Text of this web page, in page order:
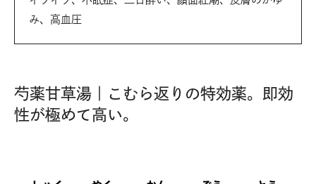
み、高血圧
芍薬甘草湯｜こむら返りの特効薬。即効
性が極めて高い。